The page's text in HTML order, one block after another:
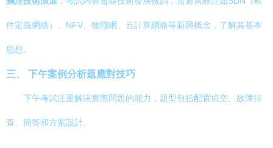
件定義網絡）、NFV、物聯網、云計算網絡等新興概念，了解其基本
思想。
三、 下午案例分析題應對技巧
下午考試注重解決實際問題的能力，題型包括配置填空、故障排
查、簡答和方案設計。